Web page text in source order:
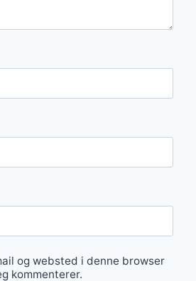
og websted i denne browser
kommenterer.